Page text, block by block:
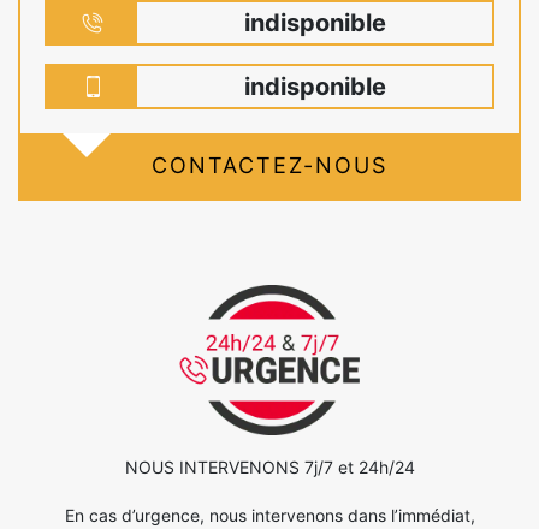
indisponible
indisponible
CONTACTEZ-NOUS
NOUS INTERVENONS 7j/7 et 24h/24
En cas d’urgence, nous intervenons dans l’immédiat,